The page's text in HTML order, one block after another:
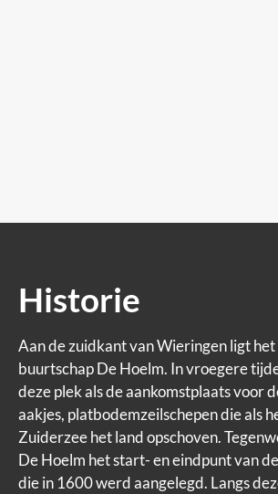
Historie
Aan de zuidkant van Wieringen ligt
buurtschap De Hoelm. In vroegere
deze plek als de aankomstplaats voor
aakjes, platbodemzeilschepen die als
Zuiderzee het land opschoven.
De Hoelm het start- en eindpunt van
die in 1600 werd aangelegd. Langs